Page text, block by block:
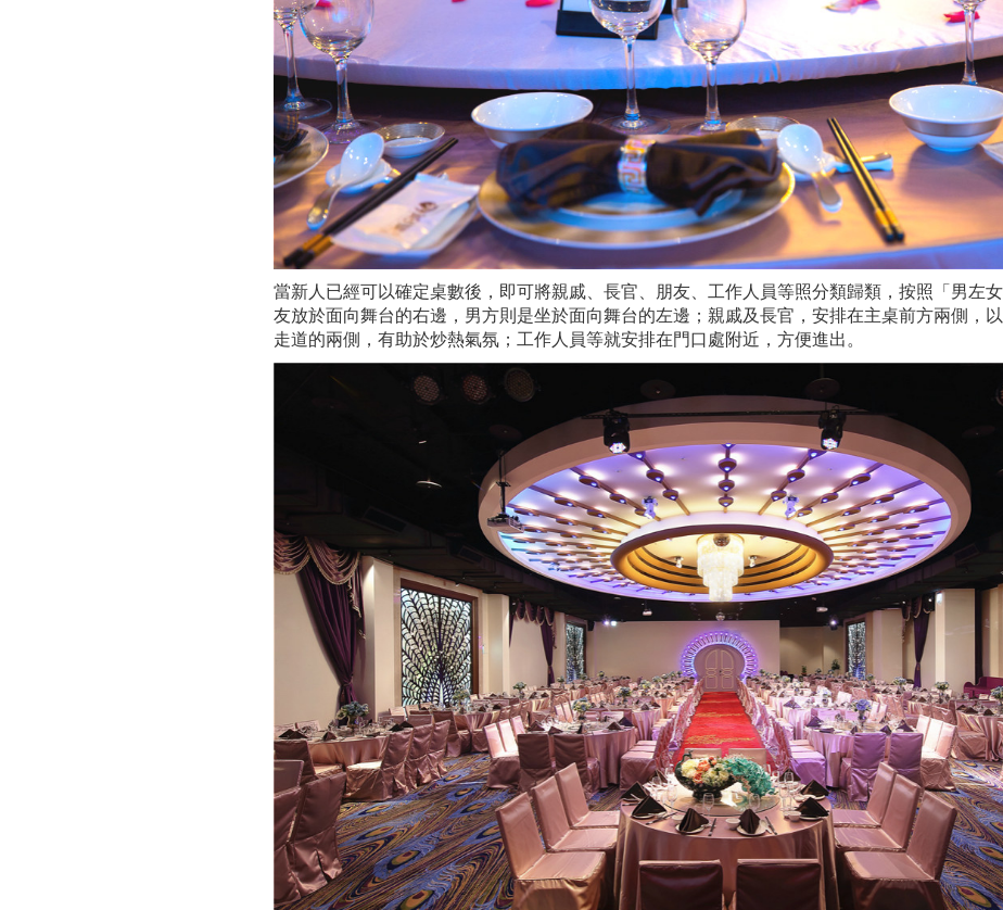
當新人已經可以確定桌數後，即可將親戚、長官、朋友、工作人員等照分類歸類，按照「男左
友放於面向舞台的右邊，男方則是坐於面向舞台的左邊；親戚及長官，安排在主桌前方兩側，
走道的兩側，有助於炒熱氣氛；工作人員等就安排在門口處附近，方便進出。